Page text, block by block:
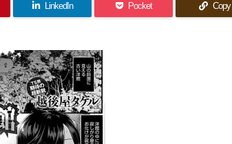
LinkedIn Pocket Copy